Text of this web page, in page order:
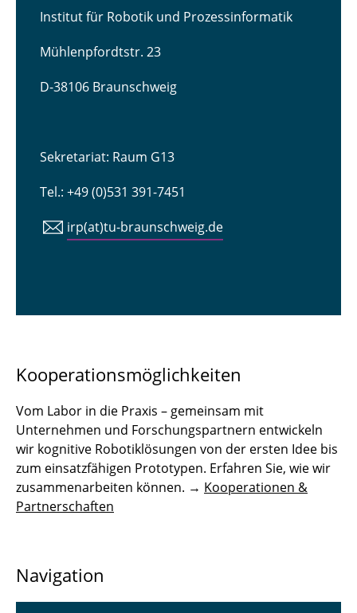
Institut für Robotik und Prozessinformatik
Mühlenpfordtstr. 23
D-38106 Braunschweig
Sekretariat: Raum G13
Tel.: +49 (0)531 391-7451
irp(at)tu-braunschweig.de
Kooperationsmöglichkeiten
Vom Labor in die Praxis – gemeinsam mit
Unternehmen und Forschungspartnern entwickeln
wir kognitive Robotiklösungen von der ersten Idee bis
zum einsatzfähigen Prototypen. Erfahren Sie, wie wir
zusammenarbeiten können. → Kooperationen &
Partnerschaften
Navigation